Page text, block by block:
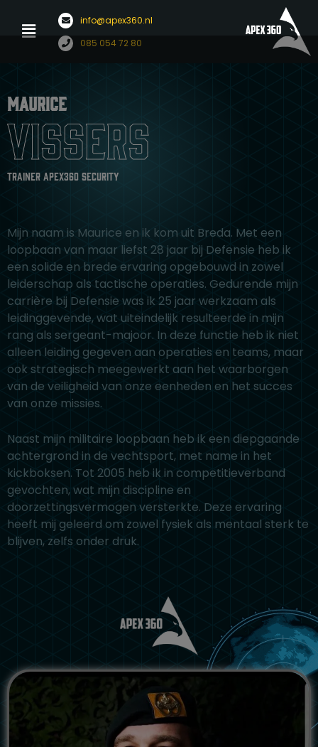
inhoud
info@apex360.nl
085 054 72 80
Menu
Maurice
Vissers
Trainer apex360 security
Mijn naam is Maurice en ik kom uit Breda. Met een
loopbaan van maar liefst 28 jaar bij Defensie heb ik
een solide en brede ervaring opgebouwd in zowel
leiderschap als tactische operaties. Gedurende mijn
carrière bij Defensie was ik 25 jaar werkzaam als
leidinggevende, wat uiteindelijk resulteerde in mijn
rang als sergeant-majoor. In deze functie heb ik niet
alleen leiding gegeven aan operaties en teams, maar
ook strategisch meegewerkt aan het waarborgen
van de veiligheid van onze eenheden en het succes
van onze missies.
Naast mijn militaire loopbaan heb ik een diepgaande
achtergrond in de vechtsport, met name in het
kickboksen. Tot 2005 heb ik in competitieverband
gevochten, wat mijn discipline en
doorzettingsvermogen versterkte. Deze ervaring
heeft mij geleerd om zowel fysiek als mentaal sterk te
blijven, zelfs onder druk.